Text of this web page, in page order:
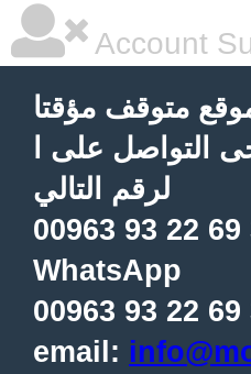
Account
متوقف مؤقتا
التواصل على ا
لرقم التالي
00963 93 22 69
WhatsApp
00963 93 22 69
email: